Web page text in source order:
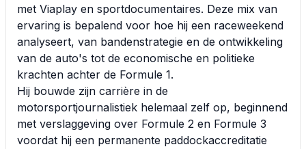
met Viaplay en sportdocumentaires. Deze mix van
ervaring is bepalend voor hoe hij een raceweekend
analyseert, van bandenstrategie en de ontwikkeling
van de auto's tot de economische en politieke
krachten achter de Formule 1.
Hij bouwde zijn carrière in de
motorsportjournalistiek helemaal zelf op, beginnend
met verslaggeving over Formule 2 en Formule 3
voordat hij een permanente paddockaccreditatie